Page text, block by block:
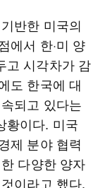
반한 미국의
에서 한·미 양
고 시각차가 감
도 한국에 대
되고 있다는
황이다. 미국
제 분야 협력
다양한 양자
이라고 했다.